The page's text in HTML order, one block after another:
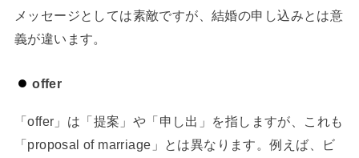
メッセージとしては素敵ですが、結婚の申し込みとは意
義が違います。
offer
「offer」は「提案」や「申し出」を指しますが、これも
「proposal of marriage」とは異なります。例えば、ビ